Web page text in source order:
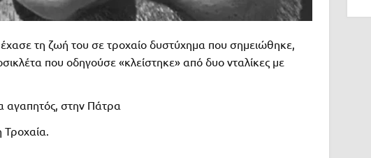
τη ζωή του σε τροχαίο δυστύχημα που σημειώθηκε,
που οδηγούσε «κλείστηκε» από δυο νταλίκες με
αγαπητός, στην Πάτρα
Τροχαία.